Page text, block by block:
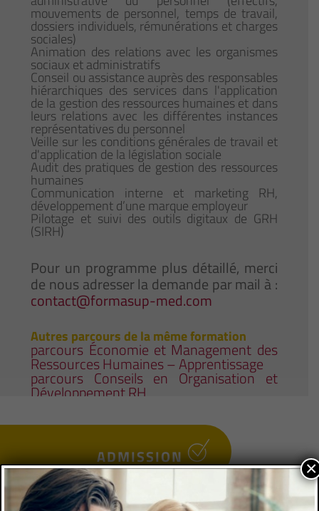
mouvements de personnel, temps de travail,
dossiers individuels, rémunérations et charges
sociales)
Animation des relations avec les organismes
sociaux et administratifs
Conseil ou assistance auprès des responsables
hiérarchiques des services dans l'application
de la gestion des ressources humaines et dans
leurs relations avec les différentes instances
représentatives du personnel
Veille sur les conditions générales de travail et
d'application de la législation sociale
Audit des pratiques de gestion des ressources
humaines
Communication interne et marketing RH,
développement d’une marque employeur
Pilotage et suivi des outils digitaux de GRH
(SIRH)
Pour un programme plus détaillé, merci
de nous adresser la demande par mail à :
contact@formasup-med.com
Autres parcours de la même formation
parcours Économie et Management des
Ressources Humaines – Apprentissage
parcours Conseils en Organisation et
Développement RH
ADMISSION
×